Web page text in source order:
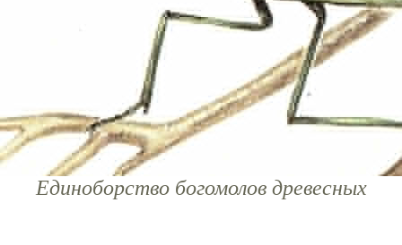
Единоборство богомолов древесных